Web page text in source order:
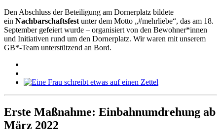
Den Abschluss der Beteiligung am Dornerplatz bildete
ein Nachbarschaftsfest unter dem Motto „#mehrliebe“, das am 18.
September gefeiert wurde ­­­– organisiert von den Bewohner*innen
und Initiativen rund um den Dornerplatz. Wir waren mit unserem
GB*-Team unterstützend an Bord.
Erste Maßnahme: Einbahnumdrehung ab
März 2022